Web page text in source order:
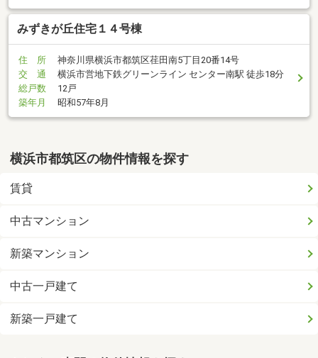
みずきが丘住宅１４号棟
住 所
神奈川県横浜市都筑区荏田南5丁目20番14号
交 通
横浜市営地下鉄グリーンライン センター南駅 徒歩18分
総戸数
12戸
築年月
昭和57年8月
横浜市都筑区の物件情報を探す
賃貸
中古マンション
新築マンション
中古一戸建て
新築一戸建て